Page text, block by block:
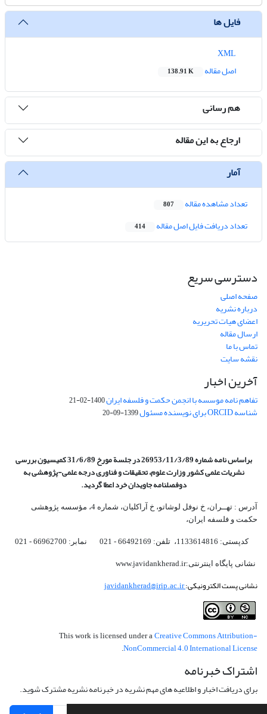
فایل ها
اصل مقاله
138.91 K
هم رسانی
ارجاع به این مقاله
آمار
تعداد مشاهده مقاله 807
تعداد دریافت فایل اصل مقاله 414
دسترسی سریع
صفحه اصلی
درباره نشریه
اعضای هیات تحریریه
ارسال مقاله
تماس با ما
نقشه سایت
آخرین اخبار
تفاهم نامه موسسه با انجمن حکمت و فلسفه ایران1400-02-21
شناسه ORCID برای نویسنده مسئول 1399-09-20
براساس نامه شماره 26953/11/3/89 در جلسة مورخ 31/6/89 کمیسیون
بررسی
نشریات علمی کشور وزارت علوم، تحقیقات و فناوری درجه علمی‌-پژوهشیبه
دوفصلنامه جاویدان خرد اعطا گردید.
آدرس : تهــران، خ نوفل لوشاتو، خ آراکلیان، شماره 4،‌ مؤسسه پژوهشی
حکمت و فلسفه ایران،‌
کدپستی: 1133614816، تلفن: 66492169 - 021 نمابر: 66962700 - 021
نشانی پایگاه اینترنتی:www.javidankherad.ir
نشانی پست الکترونیکی:javidankherad@irip.ac.ir
This work is licensed under a Creative Commons Attribution-
NonCommercial 4.0 International License
.
اشتراک خبرنامه
برای دریافت اخبار و اطلاعیه های مهم نشریه در خبرنامه نشریه مشترک شوید.